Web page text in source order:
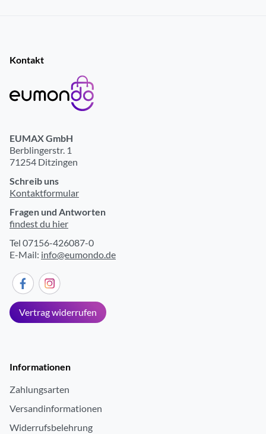
Kontakt
EUMAX GmbH
Berblingerstr. 1
71254 Ditzingen
Schreib uns
Kontaktformular
Fragen und Antworten
findest du hier
Tel 07156-426087-0
E-Mail: info@eumondo.de
Vertrag widerrufen
Informationen
Zahlungsarten
Versandinformationen
Widerrufsbelehrung